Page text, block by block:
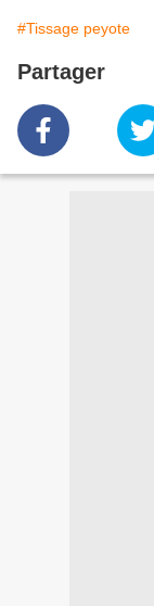
#Tissage peyote
Partager